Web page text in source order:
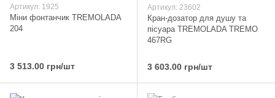
Артикул: 1925
Міни фонтанчик TREMOLADA
204
3 513.00 грн/шт
Артикул: 23602
Кран-дозатор для душу та
пісуара TREMOLADA ТREMO
467RG
3 603.00 грн/шт